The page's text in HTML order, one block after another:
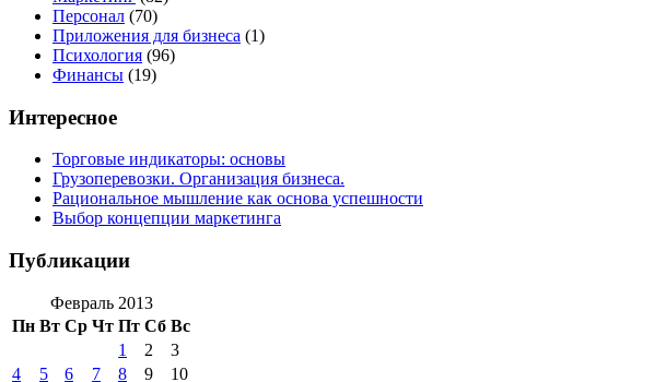
Персонал (70)
Приложения для бизнеса (1)
Психология (96)
Финансы (19)
Интересное
Торговые индикаторы: основы
Грузоперевозки. Организация бизнеса.
Рациональное мышление как основа успешности
Выбор концепции маркетинга
Публикации
Февраль 2013
Пн Вт Ср Чт Пт Сб Вс
1
2
3
4
5 6 7 8 9 10